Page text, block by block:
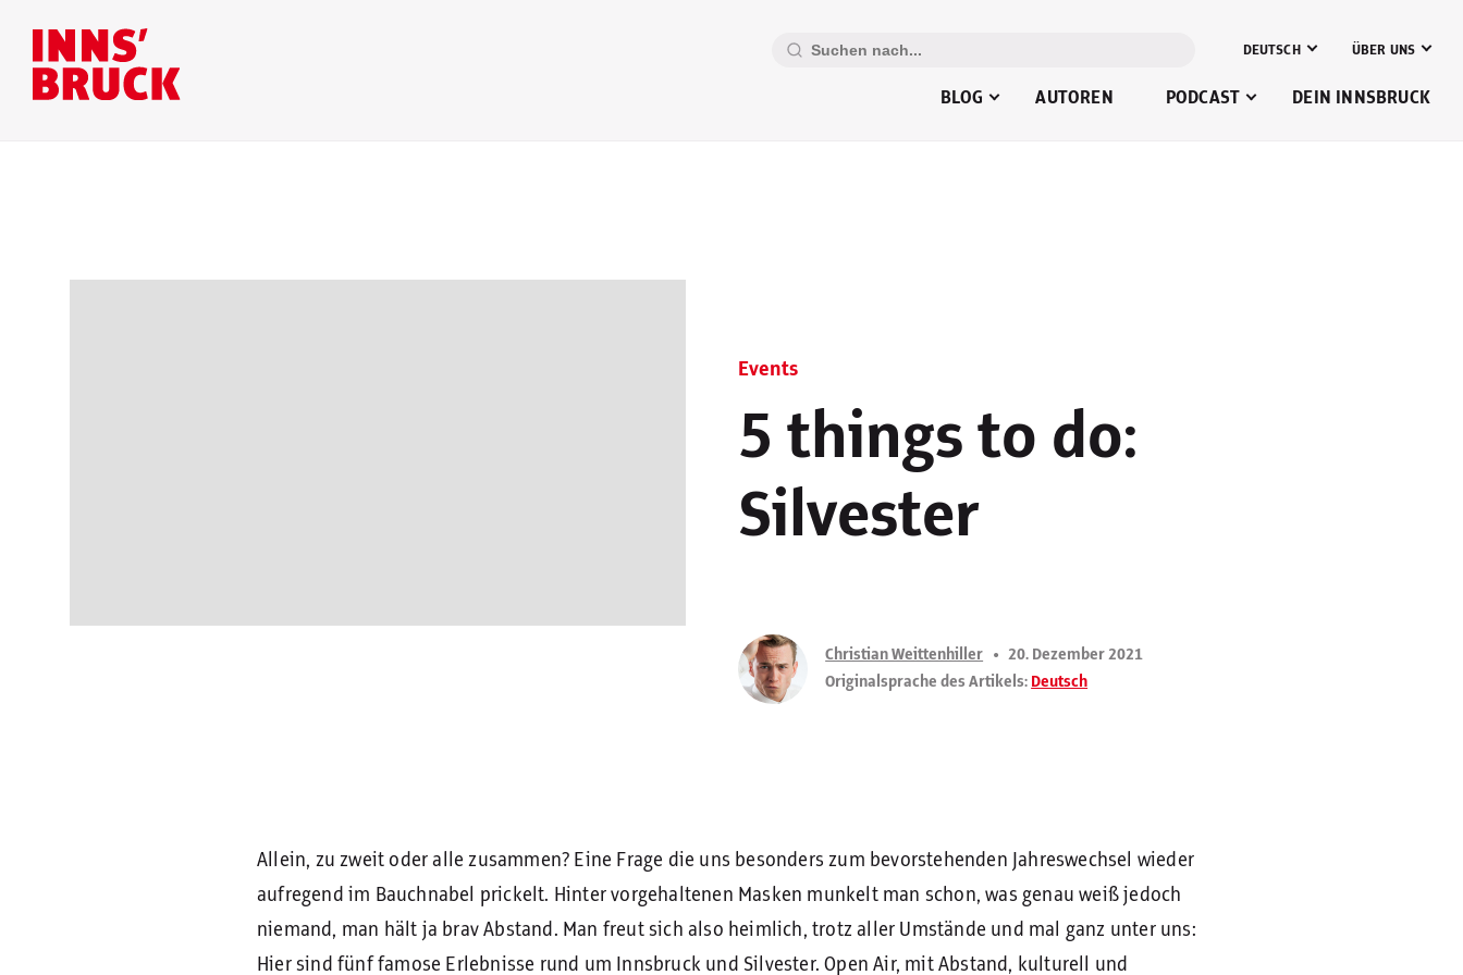
ÜBER UNS
DEUTSCH
BLOG AUTOREN PODCAST DEIN INNSBRUCK
Events
5 things to do:
Silvester
Christian Weittenhiller
20. Dezember 2021
Originalsprache des Artikels: Deutsch
Allein, zu zweit oder alle zusammen? Eine Frage die uns besonders zum bevorstehenden Jahreswechsel wieder
aufregend im Bauchnabel prickelt. Hinter vorgehaltenen Masken munkelt man schon, was genau weiß jedoch
niemand, man hält ja brav Abstand. Man freut sich also heimlich, trotz aller Umstände und mal ganz unter uns:
Hier sind fünf famose Erlebnisse rund um Innsbruck und Silvester. Open Air, mit Abstand, kulturell und